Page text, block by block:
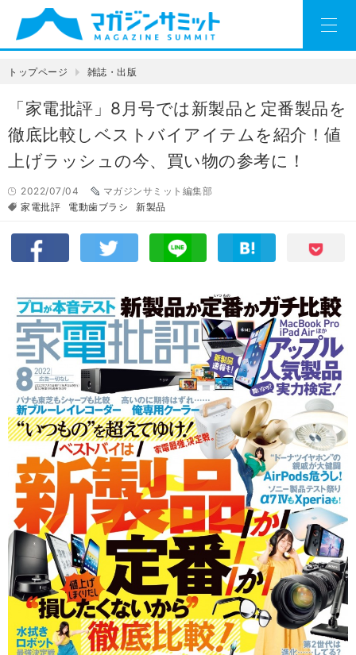
トップページ 雑誌・出版
「家電批評」8月号では新製品と定番製品を
徹底比較しベストバイアイテムを紹介！値
上げラッシュの今、買い物の参考に！
2022/07/04
マガジンサミット編集部
家電批評
電動歯ブラシ 新製品